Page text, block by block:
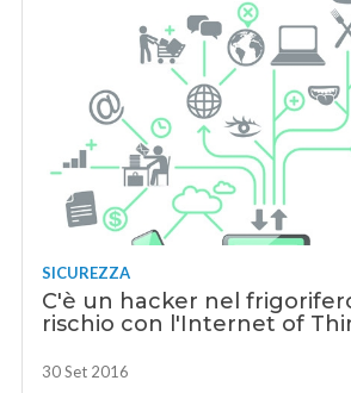
SICUREZZA
C'è un hacker nel
rischio con l'Internet of
30 Set 2016